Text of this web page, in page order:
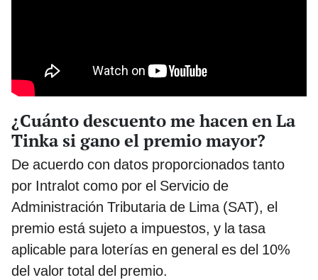
¿Cuánto descuento me hacen en La
Tinka si gano el premio mayor?
De acuerdo con datos proporcionados tanto
por Intralot como por el Servicio de
Administración Tributaria de Lima (SAT), el
premio está sujeto a impuestos, y la tasa
aplicable para loterías en general es del 10%
del valor total del premio.